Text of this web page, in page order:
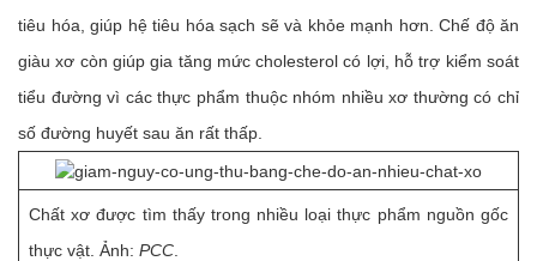
tiêu hóa, giúp hệ tiêu hóa sạch sẽ và khỏe mạnh hơn. Chế độ ăn
giàu xơ còn giúp gia tăng mức cholesterol có lợi, hỗ trợ kiểm soát
tiểu đường vì các thực phẩm thuộc nhóm nhiều xơ thường có chỉ
số đường huyết sau ăn rất thấp.
Chất xơ được tìm thấy trong nhiều loại thực phẩm nguồn gốc
thực vật. Ảnh: PCC